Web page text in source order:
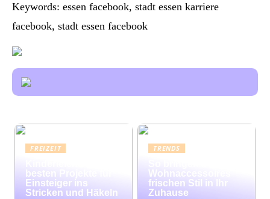
Keywords: essen facebook, stadt essen karriere
facebook, stadt essen facebook
FREIZEIT
besten Projekte für
Einsteiger ins
Stricken und Häkeln
TRENDS
Wohnaccessoires
frischen Stil in Ihr
Zuhause